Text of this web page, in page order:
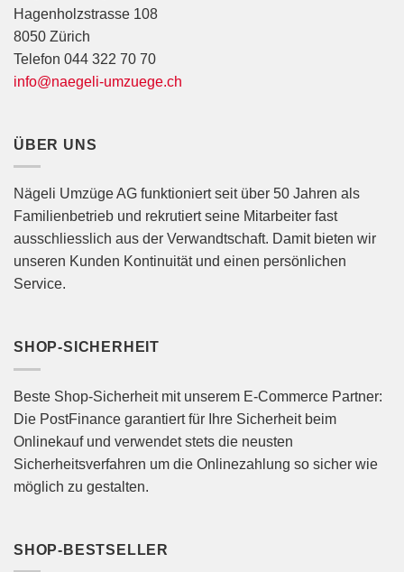
Hagenholzstrasse 108
8050 Zürich
Telefon 044 322 70 70
info@naegeli-umzuege.ch
ÜBER UNS
Nägeli Umzüge AG funktioniert seit über 50 Jahren als
Familienbetrieb und rekrutiert seine Mitarbeiter fast
ausschliesslich aus der Verwandtschaft. Damit bieten wir
unseren Kunden Kontinuität und einen persönlichen
Service.
SHOP-SICHERHEIT
Beste Shop-Sicherheit mit unserem E-Commerce Partner:
Die PostFinance garantiert für Ihre Sicherheit beim
Onlinekauf und verwendet stets die neusten
Sicherheitsverfahren um die Onlinezahlung so sicher wie
möglich zu gestalten.
SHOP-BESTSELLER